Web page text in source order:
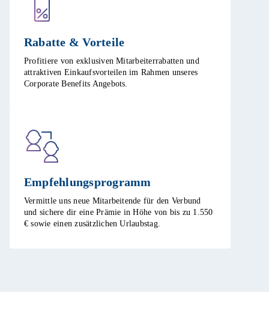
Rabatte & Vorteile​
Profitiere von exklusiven Mitarbeiterrabatten und
attraktiven Einkaufsvorteilen im Rahmen unseres
Corporate Benefits Angebots. ​
Empfehlungsprogramm​
Vermittle uns neue Mitarbeitende für den Verbund
und sichere dir eine Prämie in Höhe von bis zu 1.550
€ sowie einen zusätzlichen Urlaubstag.​